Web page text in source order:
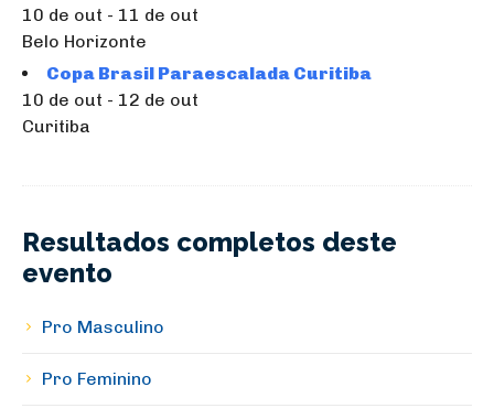
10 de out - 11 de out
Belo Horizonte
Copa Brasil Paraescalada Curitiba
10 de out - 12 de out
Curitiba
Resultados completos deste
evento
Pro Masculino
Pro Feminino